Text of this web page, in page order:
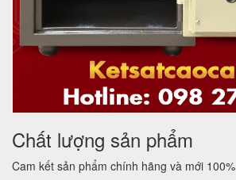
Chất lượng sản phẩm
Cam kết sản phẩm chính hãng và mới 100%